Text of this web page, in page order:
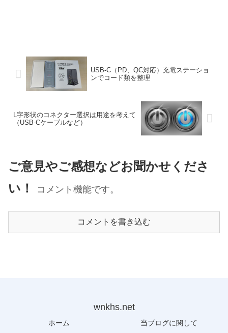
USB-C（PD、QC対応）充電ステーショ
ンでコード類を整理
L字形状のコネクター選択は用途を考えて
（USB-Cケーブルなど）
ご意見やご感想などお聞かせくださ
い！
コメント機能です。
コメントを書き込む
wnkhs.net
ホーム
当ブログに関して